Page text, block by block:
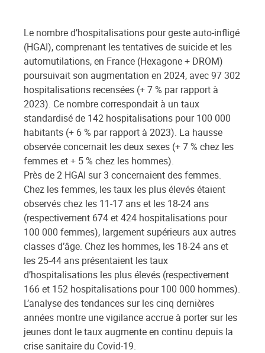
Le nombre d’hospitalisations pour geste auto-infligé
(HGAI), comprenant les tentatives de suicide et les
automutilations, en France (Hexagone + DROM)
poursuivait son augmentation en 2024, avec 97 302
hospitalisations recensées (+ 7 % par rapport à
2023). Ce nombre correspondait à un taux
standardisé de 142 hospitalisations pour 100 000
habitants (+ 6 % par rapport à 2023). La hausse
observée concernait les deux sexes (+ 7 % chez les
femmes et + 5 % chez les hommes).
Près de 2 HGAI sur 3 concernaient des femmes.
Chez les femmes, les taux les plus élevés étaient
observés chez les 11-17 ans et les 18-24 ans
(respectivement 674 et 424 hospitalisations pour
100 000 femmes), largement supérieurs aux autres
classes d’âge. Chez les hommes, les 18-24 ans et
les 25-44 ans présentaient les taux
d’hospitalisations les plus élevés (respectivement
166 et 152 hospitalisations pour 100 000 hommes).
L’analyse des tendances sur les cinq dernières
années montre une vigilance accrue à porter sur les
jeunes dont le taux augmente en continu depuis la
crise sanitaire du Covid-19.